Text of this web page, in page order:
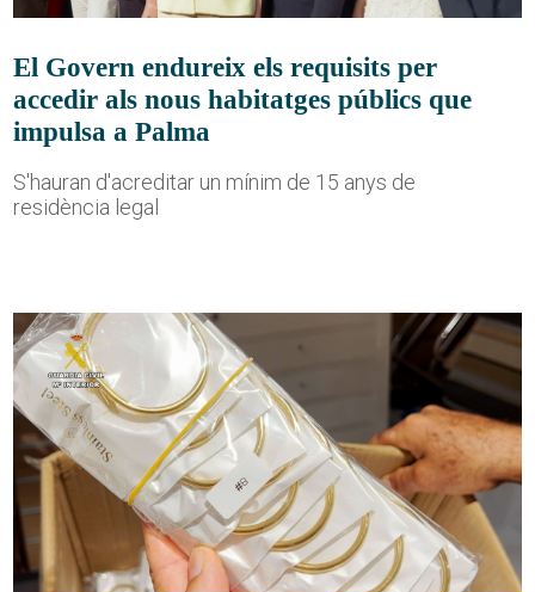
El Govern endureix els requisits per
accedir als nous habitatges públics que
impulsa a Palma
S'hauran d'acreditar un mínim de 15 anys de
residència legal